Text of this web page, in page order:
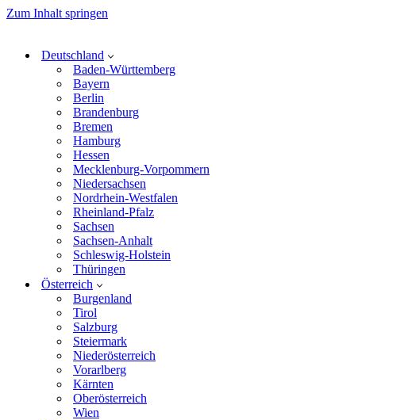
Zum Inhalt springen
Deutschland
Baden-Württemberg
Bayern
Berlin
Brandenburg
Bremen
Hamburg
Hessen
Mecklenburg-Vorpommern
Niedersachsen
Nordrhein-Westfalen
Rheinland-Pfalz
Sachsen
Sachsen-Anhalt
Schleswig-Holstein
Thüringen
Österreich
Burgenland
Tirol
Salzburg
Steiermark
Niederösterreich
Vorarlberg
Kärnten
Oberösterreich
Wien